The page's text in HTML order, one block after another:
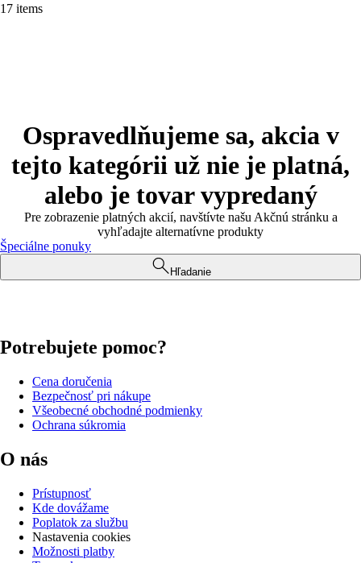
17 items
Ospravedlňujeme sa, akcia v
tejto kategórii už nie je platná,
alebo je tovar vypredaný
Pre zobrazenie platných akcií, navštívte našu Akčnú stránku a
vyhľadajte alternatívne produkty
Špeciálne ponuky
Hľadanie
Potrebujete pomoc?
Cena doručenia
Bezpečnosť pri nákupe
Všeobecné obchodné podmienky
Ochrana súkromia
O nás
Prístupnosť
Kde dovážame
Poplatok za službu
Nastavenia cookies
Možnosti platby